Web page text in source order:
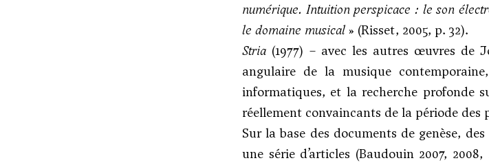
numérique. Intuition perspicace : le son
le domaine musical» (Risset, 2005, p. 32).
Stria (1977) – avec les autres œuvres de
angulaire de la musique
informatiques, et la recherche profonde
réellement convaincants de la période des
Sur la base des documents de genèse,
une série d’articles (Baudouin 2007,